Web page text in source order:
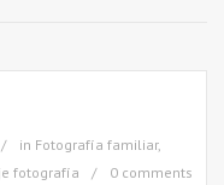
in Fotografía familiar,
fotografía 0 comments